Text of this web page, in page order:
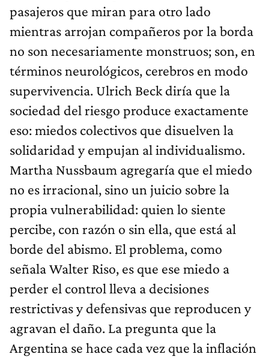
pasajeros que miran para otro lado
mientras arrojan compañeros por la borda
no son necesariamente monstruos; son, en
términos neurológicos, cerebros en modo
supervivencia. Ulrich Beck diría que la
sociedad del riesgo produce exactamente
eso: miedos colectivos que disuelven la
solidaridad y empujan al individualismo.
Martha Nussbaum agregaría que el miedo
no es irracional, sino un juicio sobre la
propia vulnerabilidad: quien lo siente
percibe, con razón o sin ella, que está al
borde del abismo. El problema, como
señala Walter Riso, es que ese miedo a
perder el control lleva a decisiones
restrictivas y defensivas que reproducen y
agravan el daño. La pregunta que la
Argentina se hace cada vez que la inflación